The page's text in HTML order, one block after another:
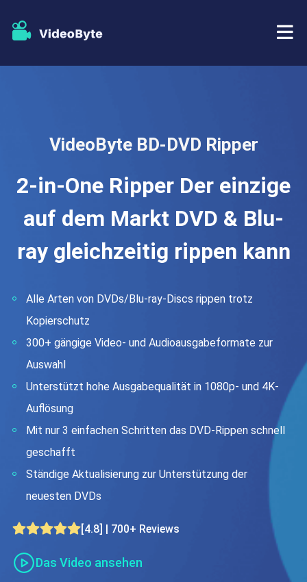
Support
VideoByte BD-DVD Ripper
2-in-One Ripper Der einzige
auf dem Markt DVD & Blu-
ray gleichzeitig rippen kann
Alle Arten von DVDs/Blu-ray-Discs rippen trotz
Kopierschutz
300+ gängige Video- und Audioausgabeformate zur
Auswahl
Unterstützt hohe Ausgabequalität in 1080p- und 4K-
Auflösung
Mit nur 3 einfachen Schritten das DVD-Rippen schnell
geschafft
Ständige Aktualisierung zur Unterstützung der
neuesten DVDs
[4.8] | 700+ Reviews
Das Video ansehen